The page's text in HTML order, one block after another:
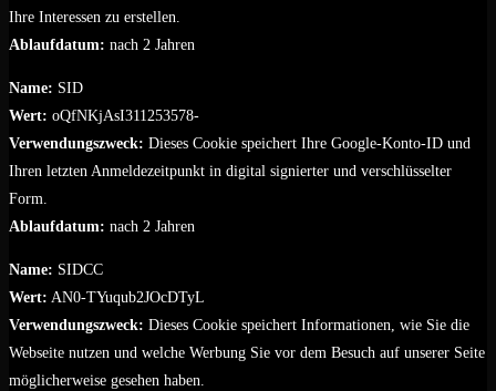
Ihre Interessen zu erstellen.
Ablaufdatum: nach 2 Jahren
Name: SID
Wert: oQfNKjAsI311253578-
Verwendungszweck: Dieses Cookie speichert Ihre Google-Konto-ID und
Ihren letzten Anmeldezeitpunkt in digital signierter und verschlüsselter
Form.
Ablaufdatum: nach 2 Jahren
Name: SIDCC
Wert: AN0-TYuqub2JOcDTyL
Verwendungszweck: Dieses Cookie speichert Informationen, wie Sie die
Webseite nutzen und welche Werbung Sie vor dem Besuch auf unserer Seite
möglicherweise gesehen haben.